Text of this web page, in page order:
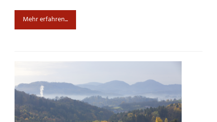
Mehr erfahren...